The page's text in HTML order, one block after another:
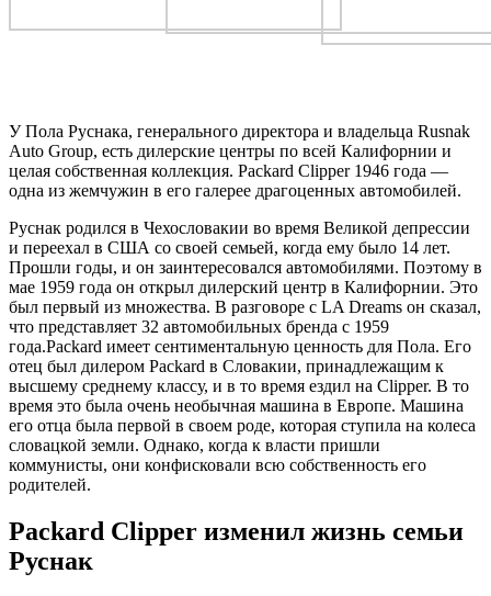
У Пола Руснака, генерального директора и владельца Rusnak
Auto Group, есть дилерские центры по всей Калифорнии и
целая собственная коллекция. Packard Clipper 1946 года —
одна из жемчужин в его галерее драгоценных автомобилей.
Руснак родился в Чехословакии во время Великой депрессии
и переехал в США со своей семьей, когда ему было 14 лет.
Прошли годы, и он заинтересовался автомобилями. Поэтому в
мае 1959 года он открыл дилерский центр в Калифорнии. Это
был первый из множества. В разговоре с LA Dreams он сказал,
что представляет 32 автомобильных бренда с 1959
года.Packard имеет сентиментальную ценность для Пола. Его
отец был дилером Packard в Словакии, принадлежащим к
высшему среднему классу, и в то время ездил на Clipper. В то
время это была очень необычная машина в Европе. Машина
его отца была первой в своем роде, которая ступила на колеса
словацкой земли. Однако, когда к власти пришли
коммунисты, они конфисковали всю собственность его
родителей.
Packard Clipper изменил жизнь семьи
Руснак